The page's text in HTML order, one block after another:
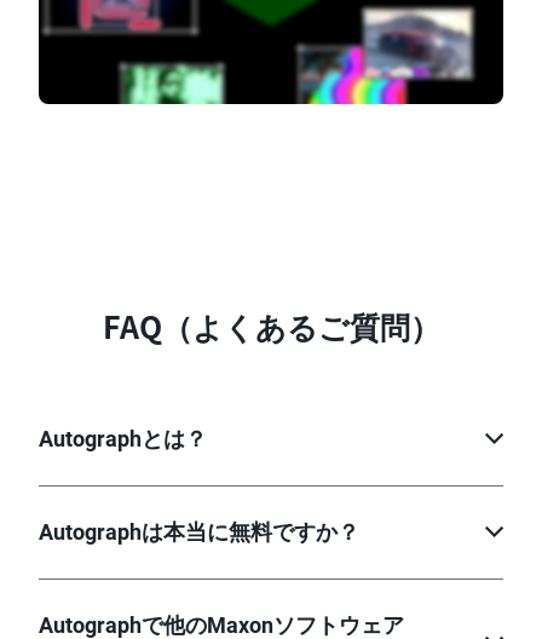
FAQ（よくあるご質問）
Autographとは？
Autographは本当に無料ですか？
Autographで他のMaxonソフトウェア